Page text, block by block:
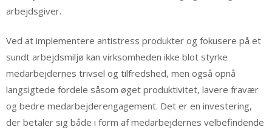
arbejdsgiver.
Ved at implementere antistress produkter og fokusere på et
sundt arbejdsmiljø kan virksomheden ikke blot styrke
medarbejdernes trivsel og tilfredshed, men også opnå
langsigtede fordele såsom øget produktivitet, lavere fravær
og bedre medarbejderengagement. Det er en investering,
der betaler sig både i form af medarbejdernes velbefindende